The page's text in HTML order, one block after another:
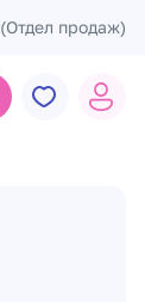
(Отдел продаж)